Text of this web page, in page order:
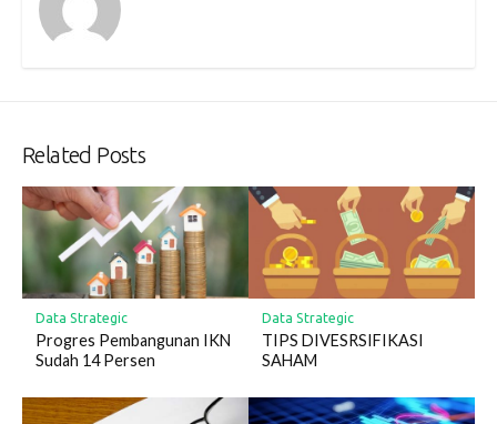
Related Posts
Data Strategic
Progres Pembangunan IKN
Sudah 14 Persen
Data Strategic
TIPS DIVESRSIFIKASI
SAHAM